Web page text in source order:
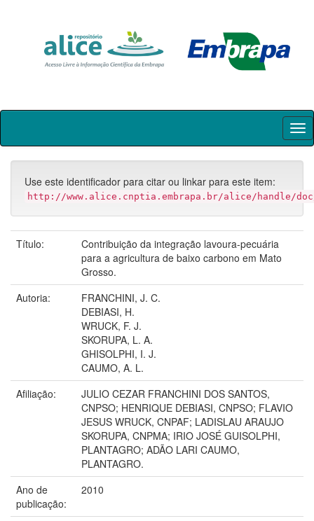
Skip
Use este identificador para citar ou linkar para este item:
http://www.alice.cnptia.embrapa.br/alice/handle/
Título:
Contribuição da integração lavoura-pecuária
para a agricultura de baixo carbono em Mato
Grosso.
Autoria:
FRANCHINI, J. C.
DEBIASI, H.
WRUCK, F. J.
SKORUPA, L. A.
GHISOLPHI, I. J.
CAUMO, A. L.
Afiliação:
JULIO CEZAR FRANCHINI DOS SANTOS,
CNPSO; HENRIQUE DEBIASI, CNPSO; FLAVIO
JESUS WRUCK, CNPAF; LADISLAU ARAUJO
SKORUPA, CNPMA; IRIO JOSÉ GUISOLPHI,
PLANTAGRO; ADÃO LARI CAUMO,
PLANTAGRO.
Ano de
publicação:
2010